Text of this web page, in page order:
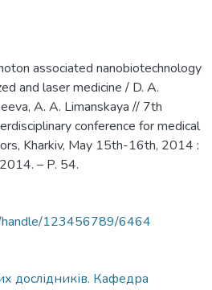
associated nanobiotechnology
and laser medicine / D. A.
A. A. Limanskaya // 7th
conference for medical
Kharkiv, May 15th-16th, 2014 :
– P. 54.
handle/123456789/6464
дослідників. Кафедра